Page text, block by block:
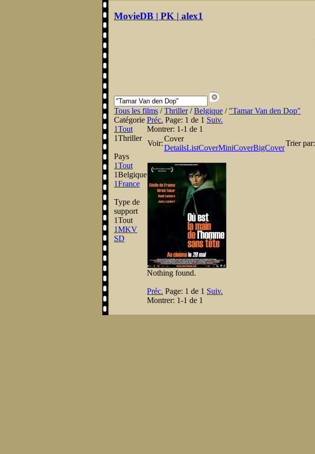
MovieDB | PK | alex1
Tous les films /Thriller/Belgique / "Tamar Van den Dop"
Catégorie
1Tout
1Thriller
Pays
1Tout
1Belgique
1France
Type de
support
1Tout
1MKV
SD
Préc. Page: 1 de 1 Suiv.
Montrer: 1-1 de 1
Voir:
Cover
DetailsListCoverMiniCoverBigCover
Trier par:
Nothing found.
Préc. Page: 1 de 1 Suiv.
Montrer: 1-1 de 1